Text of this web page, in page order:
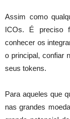
Assim como
ICOs. É preciso
conhecer os
o principal, confiar
seus tokens.
Para aqueles que
nas grandes